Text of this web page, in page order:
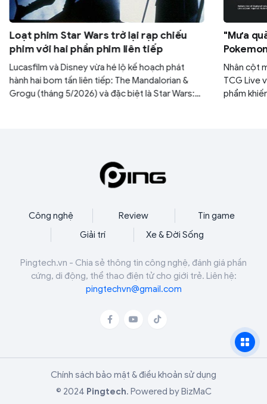
Loạt phim Star Wars trở lại rạp chiếu
phim với hai phần phim liên tiếp
Lucasfilm và Disney vừa hé lộ kế hoạch phát
hành hai bom tấn liên tiếp: The Mandalorian &
Grogu (tháng 5/2026) và đặc biệt là Star Wars:
"Mưa
30 gói
Nhân cột
TCG Live
phẩm
Công nghệ Review
Tin game
Giải trí
Xe & Đời Sống
Pingtech.vn - Chia sẻ thông tin công nghệ, đánh giá phần
cứng, di động, thể thao điện tử cho giới trẻ. Liên hệ:
pingtechvn@gmail.com
Chính sách bảo mật & điều khoản sử dụng
© 2024 Pingtech. Powered byBizMaC